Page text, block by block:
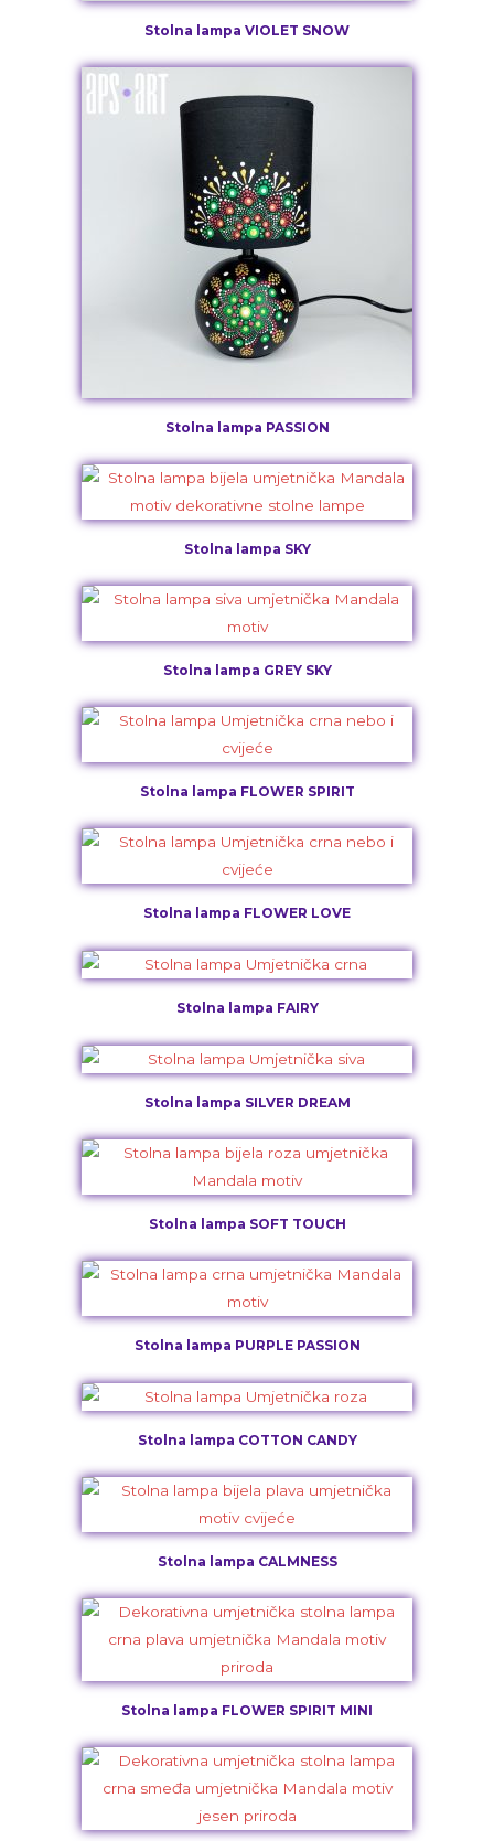
Stolna lampa VIOLET SNOW
Stolna lampa PASSION
Stolna lampa SKY
Stolna lampa GREY SKY
Stolna lampa FLOWER SPIRIT
Stolna lampa FLOWER LOVE
Stolna lampa FAIRY
Stolna lampa SILVER DREAM
Stolna lampa SOFT TOUCH
Stolna lampa PURPLE PASSION
Stolna lampa COTTON CANDY
Stolna lampa CALMNESS
Stolna lampa FLOWER SPIRIT MINI